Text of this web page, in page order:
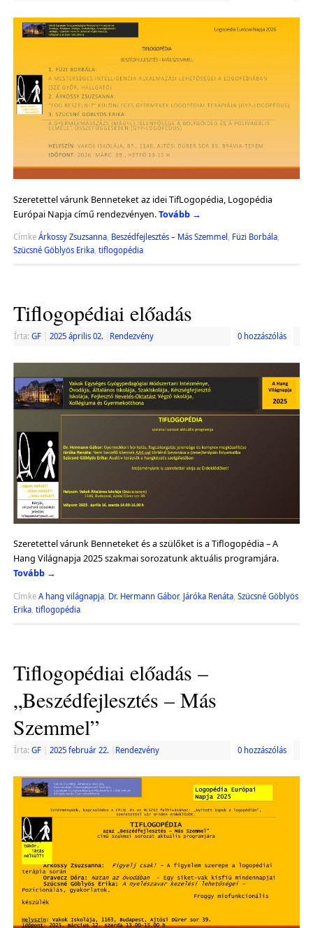
Szeretettel várunk Benneteket az idei TifLogopédia, Logopédia
Európai Napja című rendezvényen.Tovább →
Címke Árkossy Zsuzsanna, Beszédfejlesztés – Más Szemmel , Füzi Borbála,
Szücsné Göblyös Erika, tiflogopédia
Tiflogopédiai előadás
Írta: GF 2025 április 02. Rendezvény 0 hozzászólás
Szeretettel várunk Benneteket és a szülőket is a Tiflogopédia – A
Hang Világnapja 2025 szakmai sorozatunk aktuális programjára.
Tovább →
Címke A hang világnapja, Dr. Hermann Gábor, Járóka Renáta, Szücsné Göblyös
Erika, tiflogopédia
Tiflogopédiai előadás –
„Beszédfejlesztés – Más
Szemmel”
Írta: GF 2025 február 22. Rendezvény 0 hozzászólás